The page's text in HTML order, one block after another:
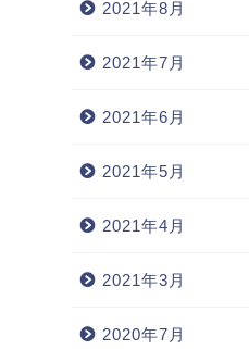
2021年8月
2021年7月
2021年6月
2021年5月
2021年4月
2021年3月
2020年7月